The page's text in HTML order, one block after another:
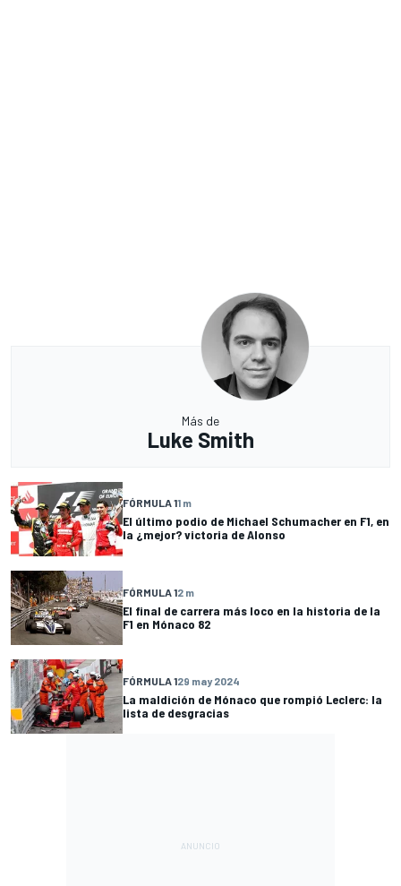
Más de
Luke Smith
FÓRMULA 11 m
El último podio de Michael Schumacher en F1, en
la ¿mejor? victoria de Alonso
FÓRMULA 12 m
El final de carrera más loco en la historia de la
F1 en Mónaco 82
FÓRMULA 129 may 2024
La maldición de Mónaco que rompió Leclerc: la
lista de desgracias